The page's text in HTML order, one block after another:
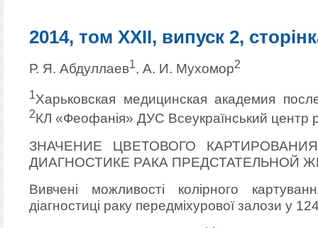
2014, том XXII, випуск 2,
Р. Я. Абдуллаев1, А. И. Мухомор2
1Харьковская медицинская академия
2КЛ «Феофанія» ДУС Всеукраїнський центр
ЗНАЧЕНИЕ ЦВЕТОВОГО
ДИАГНОСТИКЕ РАКА ПРЕДСТАТЕЛЬНОЙ
Вивчені можливості колірного
діагностиці раку передміхурової залози у 124